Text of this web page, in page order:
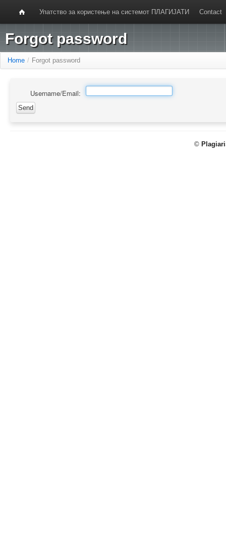
Упатство за користење на системот ПЛАГИЈАТИ Contact
Forgot password
Home / Forgot password
Username/Email:
©